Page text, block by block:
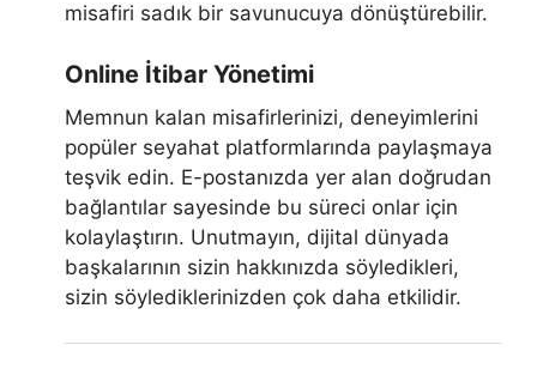
misafiri sadık bir savunucuya dönüştürebilir.
Online İtibar Yönetimi
Memnun kalan misafirlerinizi, deneyimlerini
popüler seyahat platformlarında paylaşmaya
teşvik edin. E-postanızda yer alan doğrudan
bağlantılar sayesinde bu süreci onlar için
kolaylaştırın. Unutmayın, dijital dünyada
başkalarının sizin hakkınızda söyledikleri,
sizin söylediklerinizden çok daha etkilidir.